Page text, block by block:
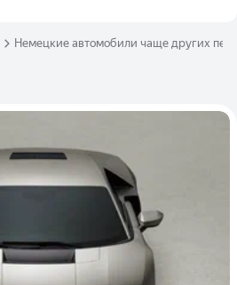
Немецкие автомобили чаще других